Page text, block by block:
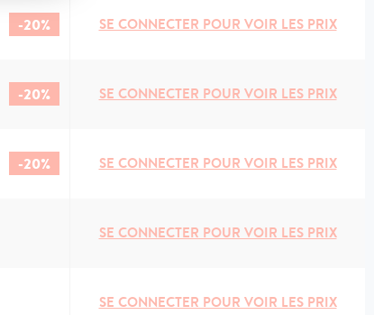
-20% SE CONNECTER POUR VOIR LES PRIX
-20% SE CONNECTER POUR VOIR LES PRIX
-20% SE CONNECTER POUR VOIR LES PRIX
SE CONNECTER POUR VOIR LES PRIX
SE CONNECTER POUR VOIR LES PRIX